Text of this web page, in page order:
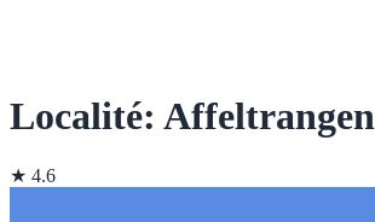
Localité: Affeltrangen
★ 4.6